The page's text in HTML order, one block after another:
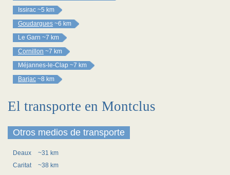
Issirac ~5 km
Goudargues ~6 km
Le Garn ~7 km
Cornillon ~7 km
Méjannes-le-Clap ~7 km
Barjac ~8 km
El transporte en Montclus
Otros medios de transporte
Deaux
~31 km
Caritat
~38 km